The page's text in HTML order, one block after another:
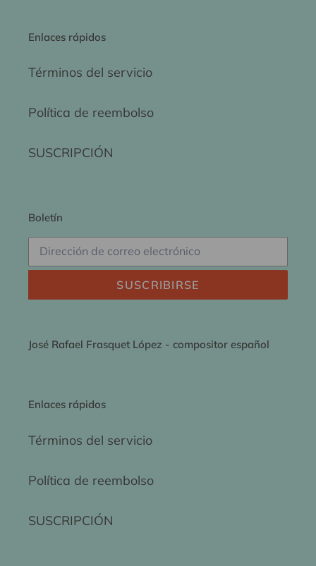
Enlaces rápidos
Términos del servicio
Política de reembolso
SUSCRIPCIÓN
Boletín
SUSCRIBIRSE
José Rafael Frasquet López - compositor español
Enlaces rápidos
Términos del servicio
Política de reembolso
SUSCRIPCIÓN